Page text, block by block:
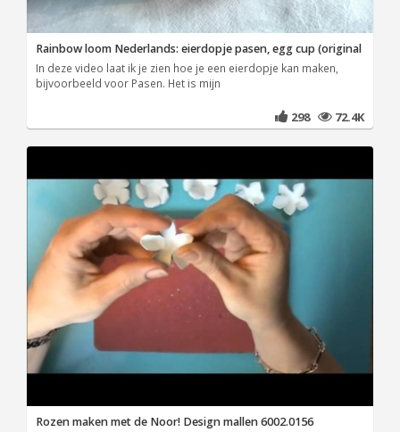
Rainbow loom Nederlands: eierdopje pasen, egg cup (original
In deze video laat ik je zien hoe je een eierdopje kan maken,
bijvoorbeeld voor Pasen. Het is mijn
298 72.4K
Rozen maken met de Noor! Design mallen 6002.0156